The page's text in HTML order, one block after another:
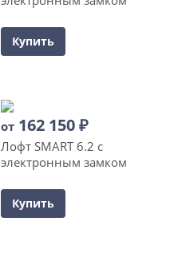
Купить
от 162 150₽
Лофт SMART 6.2 с
электронным замком
Купить